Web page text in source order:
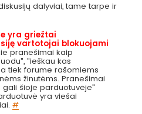
dalyviai, tame tarpe ir
yra griežtai
vartotojai blokuojami
pranešimai kaip
"ieškau kas
tiek forume rašomiems
žinutėms. Pranešimai
gali šioje parduotuvėje"
yra viešai
#